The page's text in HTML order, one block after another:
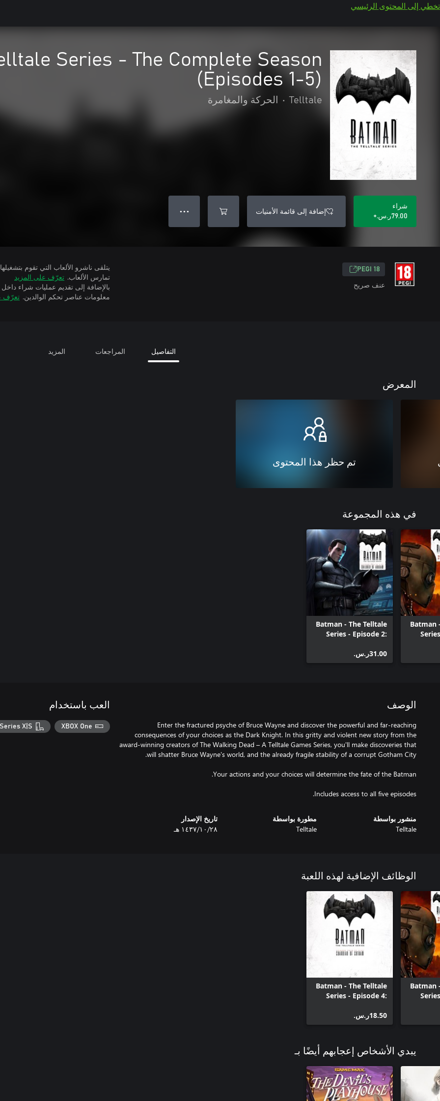
تخطي إلى المحتوى الرئيسي
Series - The Complete Season
(Episodes 1-5)
Telltale
• الحركة والمغامرة
شراء
‪ر.س.‏‎79.00‬+
إضافة إلى قائمة الأمنيات ● ● ●
PEGI 18
عنف صريح
تمارس الألعاب. تعرّف على المزيد
بالإضافة إلى تقديم عمليات شراء داخل
معلومات عناصر تحكم الوالدين. تعرّف
التفاصيل المراجعات المزيد
المعرض
تم حظر هذا المحتوى
في هذه المجموعة
Batman
Batman - The Telltale
Series - Episode 2:
‪ر.س.‏‎31.00‬
الوصف
Enter the fractured psyche of Bruce Wayne and discover the powerful and far-reaching
consequences of your choices as the Dark Knight. In this gritty and violent new story from the
award-winning creators of The Walking Dead – A Telltale Games Series, you'll make discoveries that
Includes access to all five episodes.
منشور بواسطة
Telltale
مطورة بواسطة
Telltale
تاريخ الإصدار
٢٨‏/١٠‏/١٤٣٧ هـ
العب باستخدام
XBOX One
X|S
الوظائف الإضافية لهذه اللعبة
Batman
Batman - The Telltale
Series - Episode 4:
‪ر.س.‏‎18.50‬
يبدي الأشخاص إعجابهم أيضًا بـ